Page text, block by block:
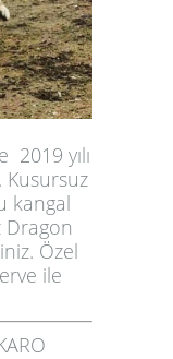
2019 yılı
Kusursuz
kangal
Dragon
Özel
ile